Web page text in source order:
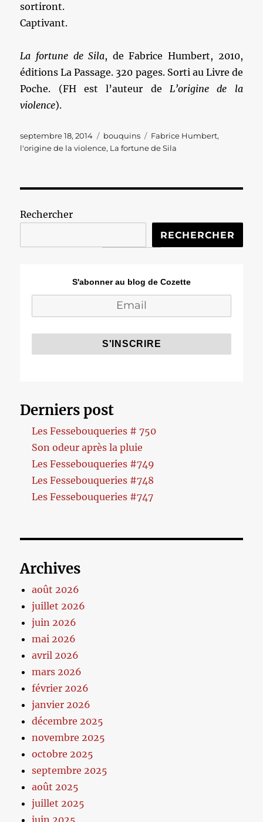
sortiront.
Captivant.
La fortune de Sila, de Fabrice Humbert, 2010,
éditions La Passage. 320 pages. Sorti au Livre de
Poche. (FH est l’auteur de L’origine de la
violence).
Publié
le
septembre 18, 2014 Catégories
bouquins Étiquettes
Fabrice Humbert,
l'origine de la violence, La fortune de Sila
Rechercher
RECHERCHER
S'abonner au blog de Cozette
Derniers post
Les Fessebouqueries # 750
Son odeur après la pluie
Les Fessebouqueries #749
Les Fessebouqueries #748
Les Fessebouqueries #747
Archives
août 2026
juillet 2026
juin 2026
mai 2026
avril 2026
mars 2026
février 2026
janvier 2026
décembre 2025
novembre 2025
octobre 2025
septembre 2025
août 2025
juillet 2025
juin 2025